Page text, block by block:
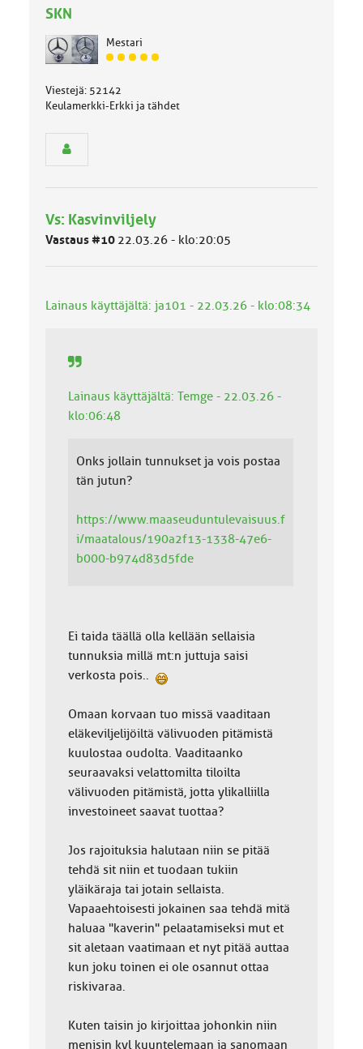
SKN
Mestari
J
s
e
l
o
:
Viestejä: 52142
Keulamerkki-Erkki ja tähdet
Vs: Kasvinviljely
Vastaus #10 22.03.26 - klo:20:05
Lainaus käyttäjältä: ja101 - 22.03.26 - klo:08:34
Lainaus käyttäjältä: Temge - 22.03.26 -
klo:06:48
Onks jollain tunnukset ja vois postaa
tän jutun?
https://www.maaseuduntulevaisuus.f
i/maatalous/190a2f13-1338-47e6-
b000-b974d83d5fde
Ei taida täällä olla kellään sellaisia
tunnuksia millä mt:n juttuja saisi
verkosta pois..
Omaan korvaan tuo missä vaaditaan
eläkeviljelijöiltä välivuoden pitämistä
kuulostaa oudolta. Vaaditaanko
seuraavaksi velattomilta tiloilta
välivuoden pitämistä, jotta ylikalliilla
investoineet saavat tuottaa?
Jos rajoituksia halutaan niin se pitää
tehdä sit niin et tuodaan tukiin
yläikäraja tai jotain sellaista.
Vapaaehtoisesti jokainen saa tehdä mitä
haluaa "kaverin" pelaatamiseksi mut et
sit aletaan vaatimaan et nyt pitää auttaa
kun joku toinen ei ole osannut ottaa
riskivaraa.
Kuten taisin jo kirjoittaa johonkin niin
menisin kyl kuuntelemaan ja sanomaan